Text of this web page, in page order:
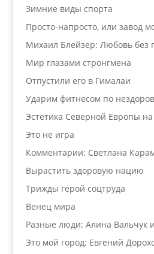
Зимние виды спорта
Просто-напросто, или завод
Михаил Блейзер: Любовь без
Мир глазами стронгмена
Отпустили его в Гималаи
Ударим фитнесом по
Эстетика Северной Европы
Это не игра
Комментарии: Светлана
Вырастить здоровую нацию
Трижды герой соцтруда
Венец мира
Разные люди: Алина Вальчук
Это мой город: Евгений